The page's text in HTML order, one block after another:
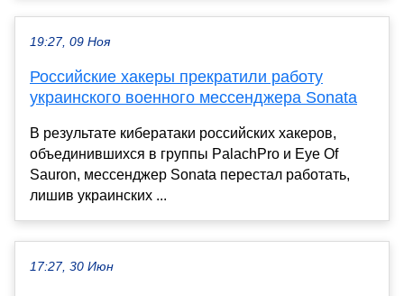
19:27, 09 Ноя
Российские хакеры прекратили работу
украинского военного мессенджера Sonata
В результате кибератаки российских хакеров,
объединившихся в группы PalachPro и Eye Of
Sauron, мессенджер Sonata перестал работать,
лишив украинских ...
17:27, 30 Июн